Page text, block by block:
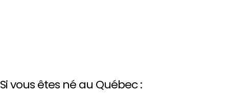
Si vous êtes né au Québec :